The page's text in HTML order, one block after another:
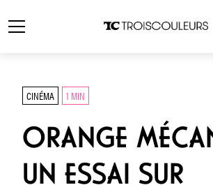
CINÉMA 1 MIN
ORANGE
UN ESSAI SUR